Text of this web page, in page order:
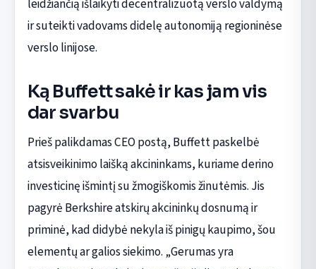
leidžiančią išlaikyti decentralizuotą verslo valdymą
ir suteikti vadovams didelę autonomiją regioninėse
verslo linijose.
Ką Buffett sakė ir kas jam vis
dar svarbu
Prieš palikdamas CEO postą, Buffett paskelbė
atsisveikinimo laišką akcininkams, kuriame derino
investicinę išmintį su žmogiškomis žinutėmis. Jis
pagyrė Berkshire atskirų akcininkų dosnumą ir
priminė, kad didybė nekyla iš pinigų kaupimo, šou
elementų ar galios siekimo. „Gerumas yra